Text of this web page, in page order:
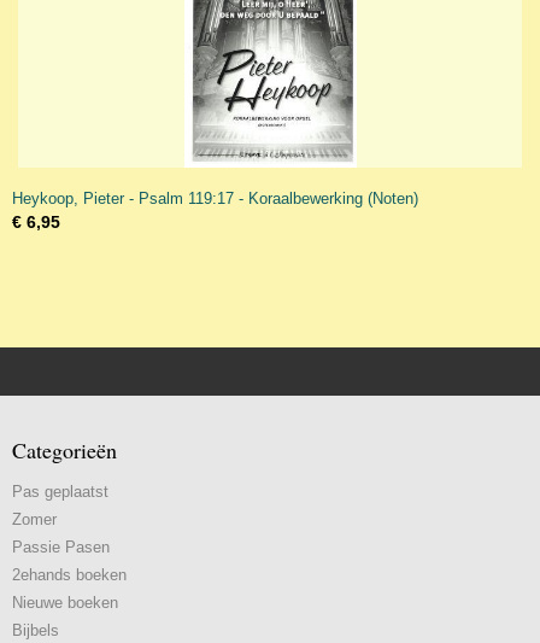
Heykoop, Pieter - Psalm 119:17 - Koraalbewerking (Noten)
€ 6,95
Categorieën
Pas geplaatst
Zomer
Passie Pasen
2ehands boeken
Nieuwe boeken
Bijbels